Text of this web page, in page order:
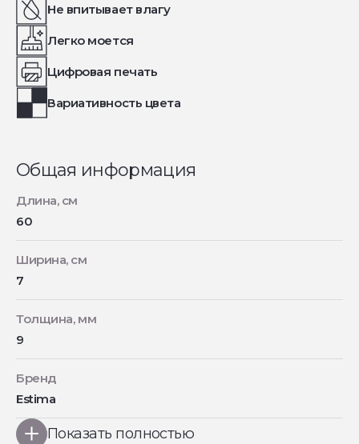
Не впитывает влагу
Легко моется
Цифровая печать
Вариативность цвета
Общая информация
Длина, см
60
Ширина, см
7
Толщина, мм
9
Бренд
Estima
Показать полностью